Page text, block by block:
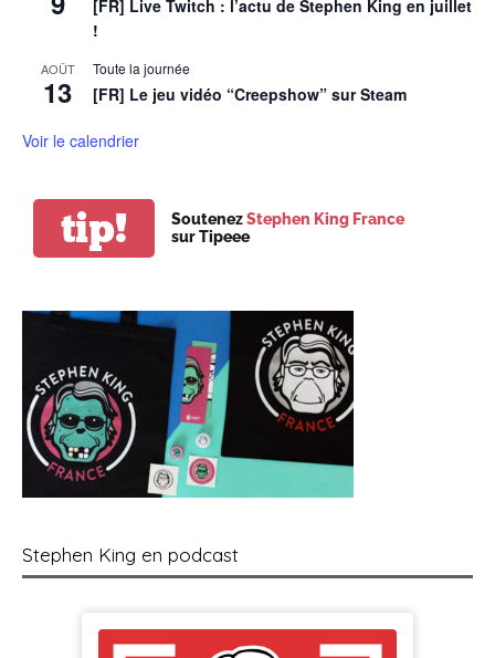
[FR] Live Twitch : l’actu de Stephen King en juillet
!
AOÛT
13
Toute la journée
[FR] Le jeu vidéo “Creepshow” sur Steam
Voir le calendrier
tip! SoutenezStephen King France
sur Tipeee
Stephen King en podcast